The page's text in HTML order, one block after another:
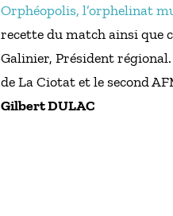
Orphéopolis, l’orphelinat
recette du match ainsi que
Galinier, Président
de La Ciotat et le second
Gilbert DULAC